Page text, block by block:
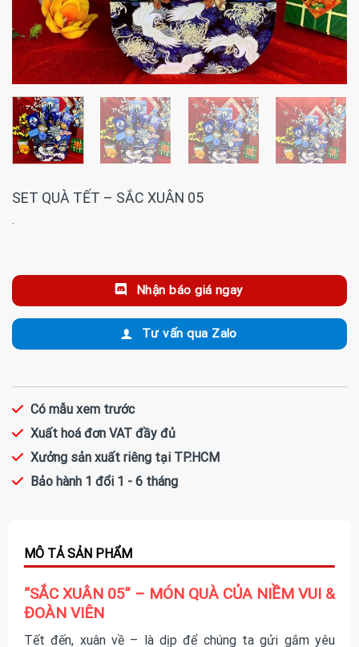
SET QUÀ TẾT – SẮC XUÂN 05
·
Nhận báo giá ngay
Tư vấn qua Zalo
Có mẫu xem trước
Xuất hoá đơn VAT đầy đủ
Xưởng sản xuất riêng tại TP.HCM
Bảo hành 1 đổi 1 - 6 tháng
“SẮC XUÂN 05” – MÓN QUÀ CỦA NIỀM VUI &
ĐOÀN VIÊN
Tết đến, xuân về – là dịp để chúng ta gửi gắm yêu